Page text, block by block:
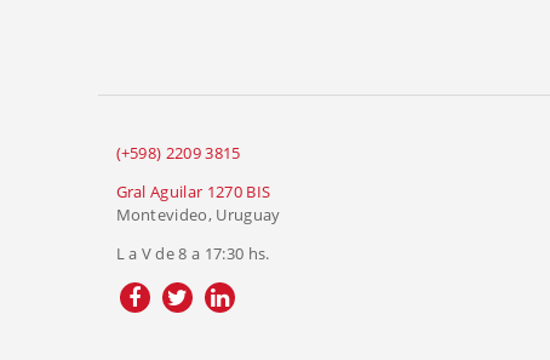
(+598) 2209 3815
Gral Aguilar 1270 BIS
Montevideo, Uruguay
L a V de 8 a 17:30 hs.